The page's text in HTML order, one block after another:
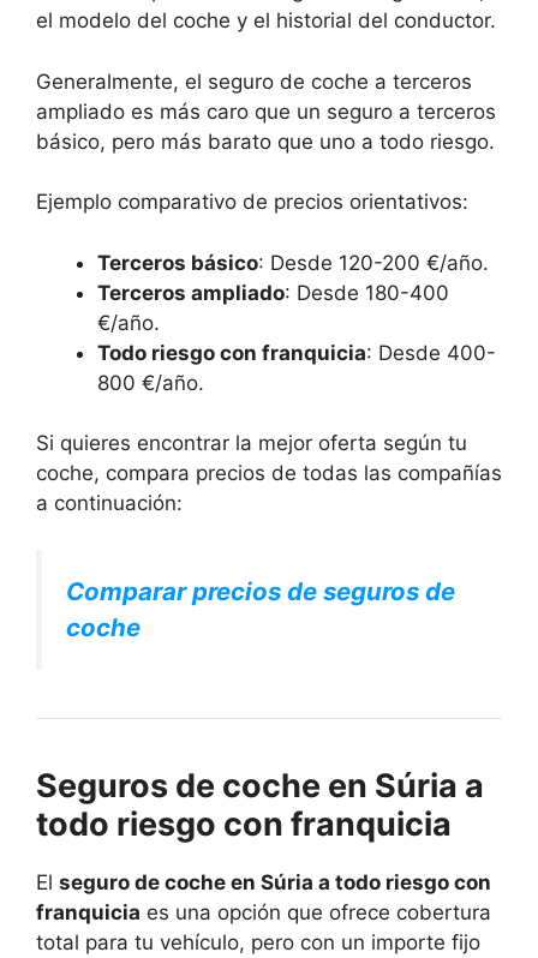
el modelo del coche y el historial del conductor.
Generalmente, el seguro de coche a terceros
ampliado es más caro que un seguro a terceros
básico, pero más barato que uno a todo riesgo.
Ejemplo comparativo de precios orientativos:
Terceros básico: Desde 120-200 €/año.
Terceros ampliado: Desde 180-400
€/año.
Todo riesgo con franquicia: Desde 400-
800 €/año.
Si quieres encontrar la mejor oferta según tu
coche, compara precios de todas las compañías
a continuación:
Comparar precios de seguros de
coche
Seguros de coche en Súria a
todo riesgo con franquicia
El seguro de coche en Súria a todo riesgo con
franquicia es una opción que ofrece cobertura
total para tu vehículo, pero con un importe fijo